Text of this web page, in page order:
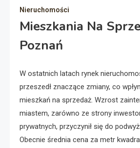
Nieruchomości
Mieszkania Na
Poznań
W ostatnich latach rynek
przeszedł znaczące zmiany, co
mieszkań na sprzedaż. Wzrost
miastem, zarówno ze strony
prywatnych, przyczynił się do
Obecnie średnia cena za metr